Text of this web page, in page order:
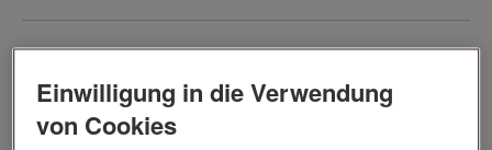
Einwilligung in die Verwendung
von Cookies